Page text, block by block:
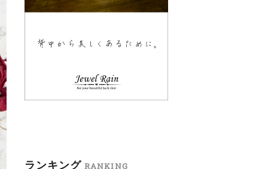
ランキング RANKING